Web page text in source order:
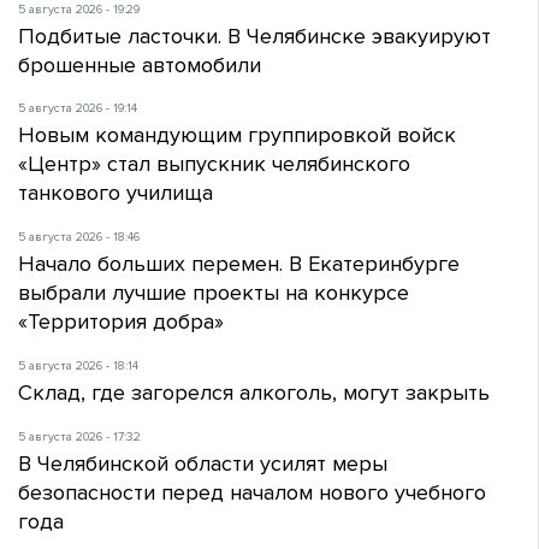
5 августа 2026 - 19:29
Подбитые ласточки. В Челябинске эвакуируют
брошенные автомобили
5 августа 2026 - 19:14
Новым командующим группировкой войск
«Центр» стал выпускник челябинского
танкового училища
5 августа 2026 - 18:46
Начало больших перемен. В Екатеринбурге
выбрали лучшие проекты на конкурсе
«Территория добра»
5 августа 2026 - 18:14
Склад, где загорелся алкоголь, могут закрыть
5 августа 2026 - 17:32
В Челябинской области усилят меры
безопасности перед началом нового учебного
года